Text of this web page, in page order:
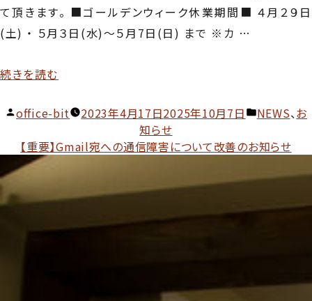
て頂きます。 ■ゴールデンウィーク休業期間■ ４月２９日
(土) ・ ５月３日(水)～５月7日(日) まで ※カ …
“GW
暇
程
変
更
続きを読む
投
者:
office-bit 2023年4月17日2025年10月7日
カ
ゴ
ー:
NEWS、お
知らせ
【重要】Gmail宛への通信障害について改善のお知らせ